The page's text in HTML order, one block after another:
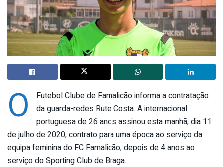
O
Futebol Clube de Famalicão informa a contratação
da guarda-redes Rute Costa. A internacional
portuguesa de 26 anos assinou esta manhã, dia 11
de julho de 2020, contrato para uma época ao serviço da
equipa feminina do FC Famalicão, depois de 4 anos ao
serviço do Sporting Club de Braga.